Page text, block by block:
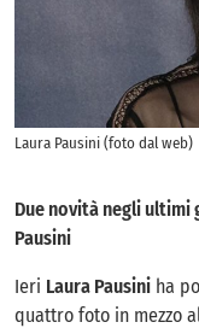
Laura Pausini (foto dal web)
Due novità negli ultimi
Pausini
Ieri Laura Pausini ha
quattro foto in mezzo